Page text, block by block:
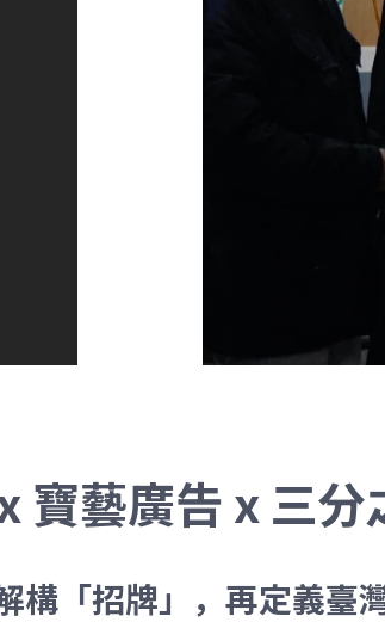
寶藝廣告 x 三分
構「招牌」，再定義臺